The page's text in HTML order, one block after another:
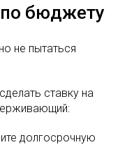
бюджету
не пытаться
ставку на
долгосрочную